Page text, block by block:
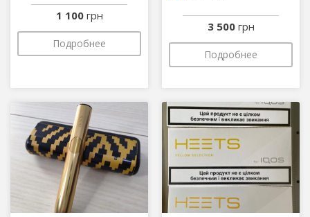
1 100 грн
Подробнее
3 500 грн
Подробнее